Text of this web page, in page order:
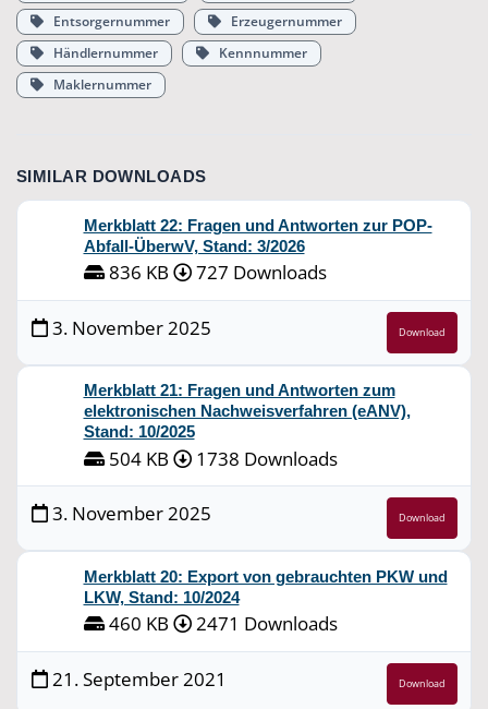
Entsorgernummer
Erzeugernummer
Händlernummer
Kennnummer
Maklernummer
SIMILAR DOWNLOADS
Merkblatt 22: Fragen und Antworten zur POP-
Abfall-ÜberwV, Stand: 3/2026
836 KB 727 Downloads
3. November 2025 Download
Merkblatt 21: Fragen und Antworten zum
elektronischen Nachweisverfahren (eANV),
Stand: 10/2025
504 KB 1738 Downloads
3. November 2025 Download
Merkblatt 20: Export von gebrauchten PKW und
LKW, Stand: 10/2024
460 KB 2471 Downloads
21. September 2021 Download